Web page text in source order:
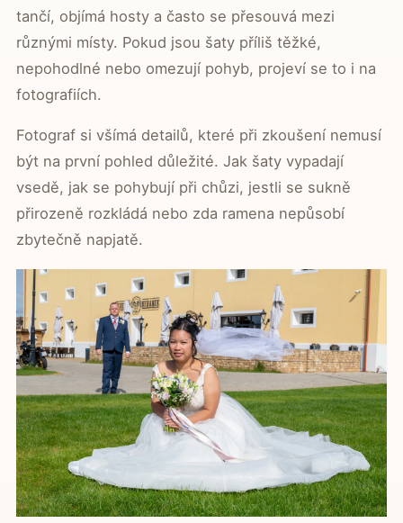
tančí, objímá hosty a často se přesouvá mezi
různými místy. Pokud jsou šaty příliš těžké,
nepohodlné nebo omezují pohyb, projeví se to i na
fotografiích.
Fotograf si všímá detailů, které při zkoušení nemusí
být na první pohled důležité. Jak šaty vypadají
vsedě, jak se pohybují při chůzi, jestli se sukně
přirozeně rozkládá nebo zda ramena nepůsobí
zbytečně napjatě.